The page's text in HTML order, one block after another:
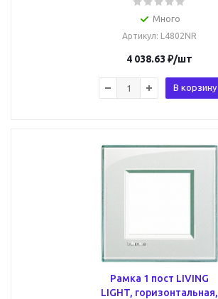
Много
Артикул: L4802NR
4 038.63 ₽/шт
В корзину
Рамка 1 пост LIVING
LIGHT, горизонтальная,